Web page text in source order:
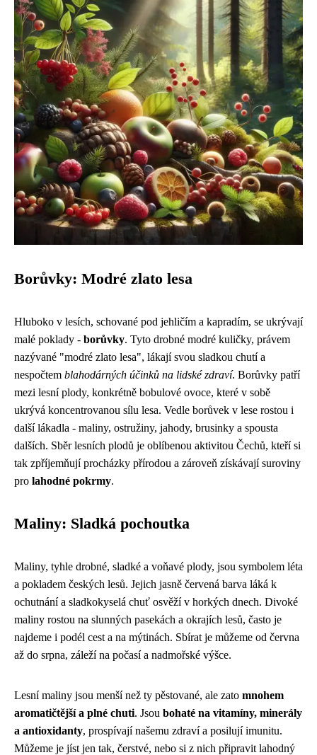
Borůvky: Modré zlato lesa
Hluboko v lesích, schované pod jehličím a kapradím, se ukrývají
malé poklady - borůvky. Tyto drobné modré kuličky, právem
nazývané "modré zlato lesa", lákají svou sladkou chutí a
nespočtem blahodárných účinků na lidské zdraví. Borůvky patří
mezi lesní plody, konkrétně bobulové ovoce, které v sobě
ukrývá koncentrovanou sílu lesa. Vedle borůvek v lese rostou i
další lákadla - maliny, ostružiny, jahody, brusinky a spousta
dalších. Sběr lesních plodů je oblíbenou aktivitou Čechů, kteří si
tak zpříjemňují procházky přírodou a zároveň získávají suroviny
pro lahodné pokrmy.
Maliny: Sladká pochoutka
Maliny, tyhle drobné, sladké a voňavé plody, jsou symbolem léta
a pokladem českých lesů. Jejich jasně červená barva láká k
ochutnání a sladkokyselá chuť osvěží v horkých dnech. Divoké
maliny rostou na slunných pasekách a okrajích lesů, často je
najdeme i podél cest a na mýtinách. Sbírat je můžeme od června
až do srpna, záleží na počasí a nadmořské výšce.
Lesní maliny jsou menší než ty pěstované, ale zato mnohem
aromatičtější a plné chuti. Jsou bohaté na vitamíny, minerály
a antioxidanty, prospívají našemu zdraví a posilují imunitu.
Můžeme je jíst jen tak, čerstvé, nebo si z nich připravit lahodný